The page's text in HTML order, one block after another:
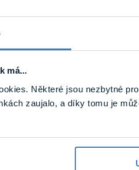
má...
Některé jsou nezbytné
zaujalo, a díky tomu je
Bezdrátové